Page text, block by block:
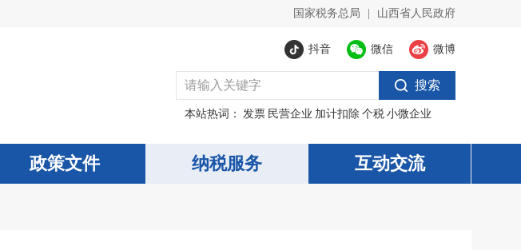
国家税务总局 山西省人民政府
抖音 微信 微博
搜索
本站热词： 发票 民营企业 加计扣除 个税 小微企业
政策文件 纳税服务 互动交流